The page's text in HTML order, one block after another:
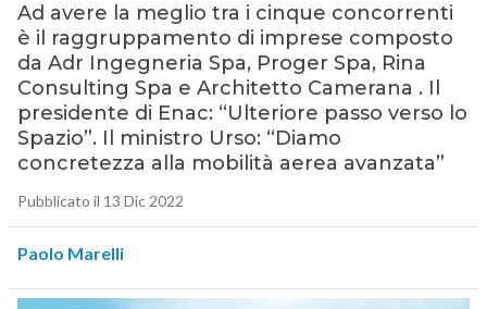
Ad avere la meglio tra i cinque concorrenti
è il raggruppamento di imprese composto
da Adr Ingegneria Spa, Proger Spa, Rina
Consulting Spa e Architetto Camerana . Il
presidente di Enac: “Ulteriore passo verso lo
Spazio”. Il ministro Urso: “Diamo
concretezza alla mobilità aerea avanzata”
Pubblicato il 13 Dic 2022
Paolo Marelli